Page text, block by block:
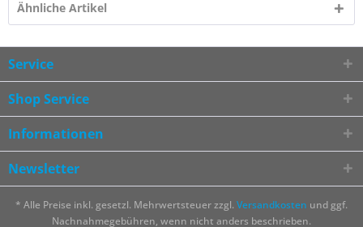
Ähnliche Artikel
Service
Shop Service
Informationen
Newsletter
* Alle Preise inkl. gesetzl. Mehrwertsteuer zzgl. Versandkosten und ggf.
Nachnahmegebühren, wenn nicht anders beschrieben.